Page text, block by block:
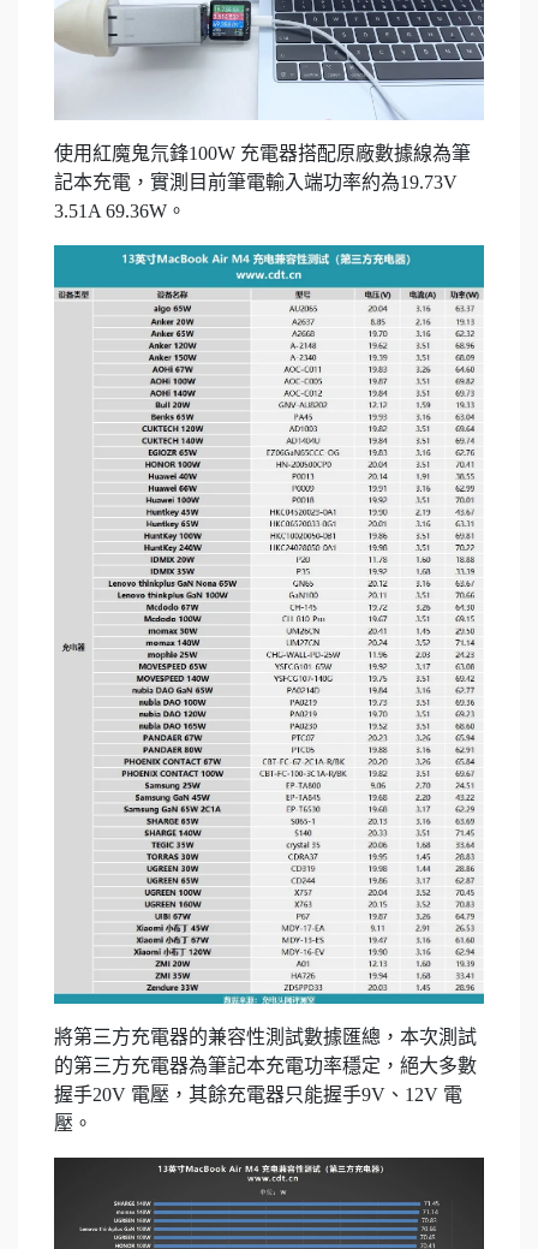
使用紅魔鬼氘鋒100W 充電器搭配原廠數據線為筆
記本充電，實測目前筆電輸入端功率約為19.73V
3.51A 69.36W。
將第三方充電器的兼容性測試數據匯總，本次測試
的第三方充電器為筆記本充電功率穩定，絕大多數
握手20V 電壓，其餘充電器只能握手9V、12V 電
壓。